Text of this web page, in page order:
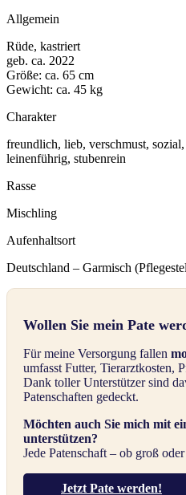
Allgemein
Rüde, kastriert
geb. ca. 2022
Größe: ca. 65 cm
Gewicht: ca. 45 kg
Charakter
freundlich, lieb, verschmust,
leinenführig, stubenrein
Rasse
Mischling
Aufenhaltsort
Deutschland – Garmisch
Wollen Sie mein Pate
Für meine Versorgung fallen
umfasst Futter, Tierarztkosten,
Dank toller Unterstützer sind
Patenschaften gedeckt.
Möchten auch Sie mich mit
unterstützen?
Jede Patenschaft – ob groß
Jetzt Pate werden!